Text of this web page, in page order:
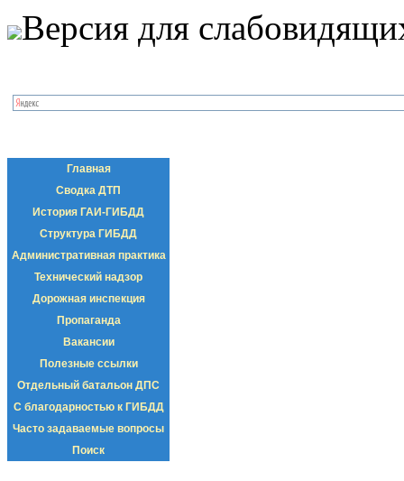
Версия для
Главная
Сводка ДТП
История ГАИ-ГИБДД
Структура ГИБДД
Административная практика
Технический надзор
Дорожная инспекция
Пропаганда
Вакансии
Полезные ссылки
Отдельный батальон ДПС
С благодарностью к ГИБДД
Часто задаваемые вопросы
Поиск